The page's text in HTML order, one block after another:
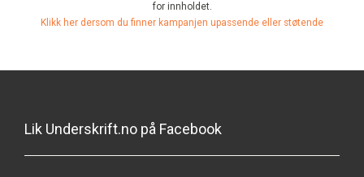
for innholdet.
Klikk her dersom du finner kampanjen upassende eller støtende
Lik Underskrift.no på Facebook